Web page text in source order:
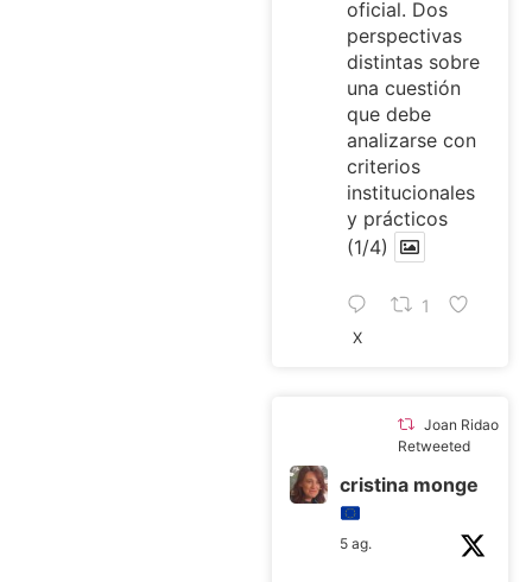
oficial. Dos
perspectivas
distintas sobre
una cuestión
que debe
analizarse con
criterios
institucionales
y prácticos
(1/4)
1
X
Joan Ridao
Retweeted
cristina monge
5 ag.